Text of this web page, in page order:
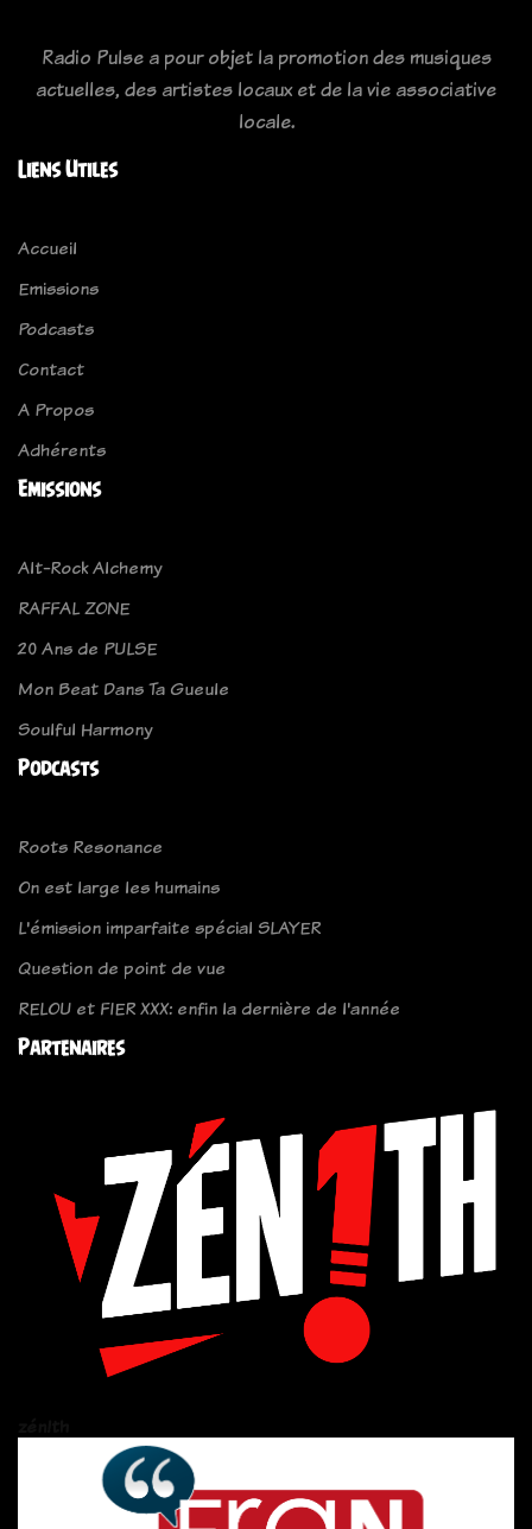
Radio Pulse a pour objet la promotion des musiques
actuelles, des artistes locaux et de la vie associative
locale.
Liens Utiles
Accueil
Emissions
Podcasts
Contact
A Propos
Adhérents
Emissions
Alt-Rock Alchemy
RAFFAL ZONE
20 Ans de PULSE
Mon Beat Dans Ta Gueule
Soulful Harmony
Podcasts
Roots Resonance
On est large les humains
L'émission imparfaite spécial SLAYER
Question de point de vue
RELOU et FIER XXX: enfin la dernière de l'année
Partenaires